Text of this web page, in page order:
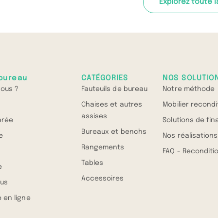
Explorez toute
?
en ligne
CATÉGORIES
Fauteuils de bureau
Chaises et autres
assises
Bureaux et benchs
Rangements
Tables
Accessoires
NOS
Notre méthode
Mobilier
Solutions de
Nos réalisations
FAQ -